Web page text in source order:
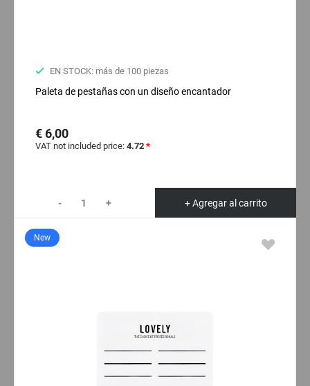
EN STOCK: más de 100 piezas
Paleta de pestañas con un diseño encantador
€ 6,00
VAT not included price: 4.72 *
- + + Agregar al carrito
New